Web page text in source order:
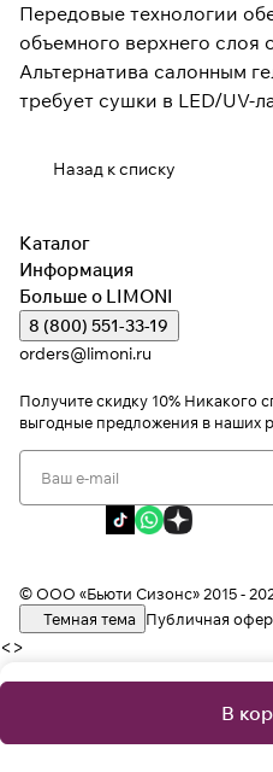
Передовые технологии
объемного верхнего
Альтернатива салонным
требует сушки в LED/UV-
Назад к списку
В
Каталог
Информация
Больше о LIMONI
8 (800) 551-33-19
orders@limoni.ru
Получите скидку 10% Никакого
выгодные предложения в наших
© ООО «Бьюти Сизонс» 2015 -
Темная тема
Публичная
<>